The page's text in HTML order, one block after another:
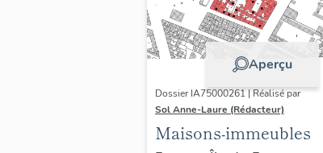
Aperçu
Dossier IA75000261 | Réalisé par
Sol Anne-Laure (Rédacteur)
Maisons-immeubles